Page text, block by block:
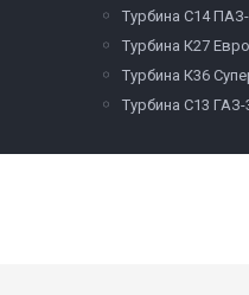
Турбина С14
Турбина К27
Турбина К36
Турбина С13 ГАЗ-